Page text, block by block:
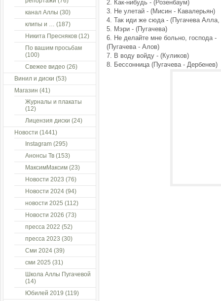
2. Как-нибудь - (Розенбаум)
3. Не улетай - (Мисин - Кавалерьян)
4. Так иди же сюда - (Пугачева
5. Мэри - (Пугачева)
6. Не делайте мне больно, господа -
(Пугачева - Алов)
7. В воду войду - (Куликов)
8. Бессонница (Пугачева - Дербенев)
канал Аллы (30)
клипы и … (187)
Никита Пресняков (12)
По вашим просьбам
(100)
Свежее видео (26)
Винил и диски (53)
Магазин (41)
Журналы и плакаты
(12)
Лицензия диски (24)
Новости (1441)
Instagram (295)
Анонсы Тв (153)
МаксимМаксим (23)
Новости 2023 (76)
Новости 2024 (94)
новости 2025 (112)
Новости 2026 (73)
пресса 2022 (52)
пресса 2023 (30)
Сми 2024 (39)
сми 2025 (31)
Школа Аллы Пугачевой
(14)
Юбилей 2019 (119)